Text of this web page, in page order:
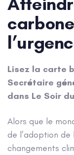
Lisez la carte
Secrétaire
dans Le Soir
Alors que le
de l’adoption de
changements